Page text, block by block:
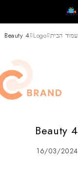
עמוד הבית Logo
Beauty 4
Beauty 4
16/03/2024